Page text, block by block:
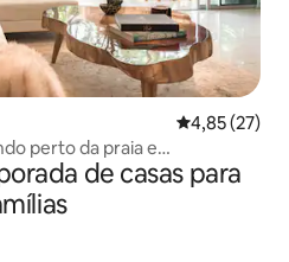
4,85 de uma
4,85 (27)
perto da praia e
de casas para